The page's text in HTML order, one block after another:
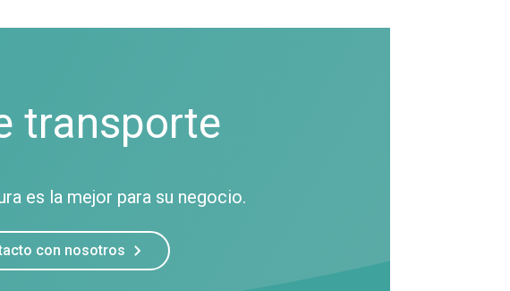
transporte
es la mejor para su negocio.
con nosotros